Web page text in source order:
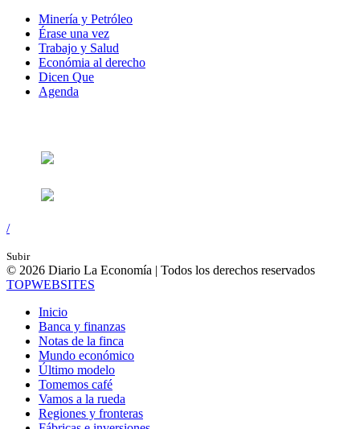
Minería y Petróleo
Érase una vez
Trabajo y Salud
Económia al derecho
Dicen Que
Agenda
/
Subir
© 2026 Diario La Economía | Todos los derechos reservados
TOPWEBSITES
Inicio
Banca y finanzas
Notas de la finca
Mundo económico
Último modelo
Tomemos café
Vamos a la rueda
Regiones y fronteras